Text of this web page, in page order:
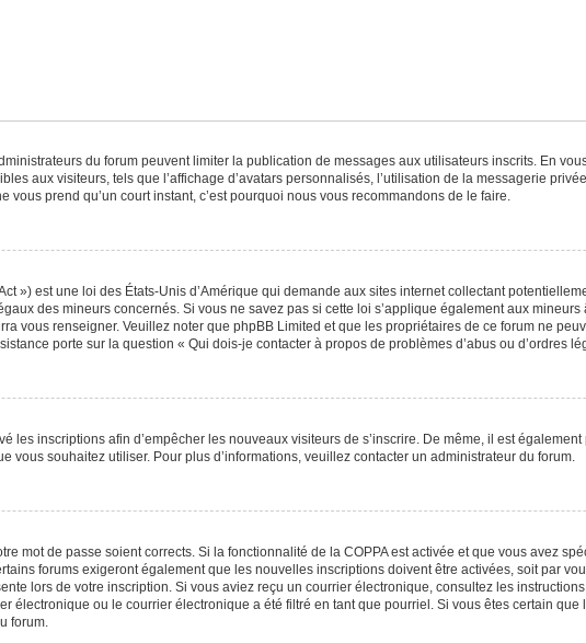
du forum peuvent limiter la publication de messages aux utilisateurs inscrits. En
aux visiteurs, tels que l’affichage d’avatars personnalisés, l’utilisation de la messagerie
vous prend qu’un court instant, c’est pourquoi nous vous recommandons de le faire.
») est une loi des États-Unis d’Amérique qui demande aux sites internet collectant
des mineurs concernés. Si vous ne savez pas si cette loi s’applique également aux
vous renseigner. Veuillez noter que phpBB Limited et que les propriétaires de ce forum ne
porte sur la question « Qui dois-je contacter à propos de problèmes d’abus ou d’ordres
les inscriptions afin d’empêcher les nouveaux visiteurs de s’inscrire. De même, il est
vous souhaitez utiliser. Pour plus d’informations, veuillez contacter un administrateur du forum.
mot de passe soient corrects. Si la fonctionnalité de la COPPA est activée et que vous avez
forums exigeront également que les nouvelles inscriptions doivent être activées, soit par
lors de votre inscription. Si vous aviez reçu un courrier électronique, consultez les
électronique ou le courrier électronique a été filtré en tant que pourriel. Si vous êtes certain
forum.